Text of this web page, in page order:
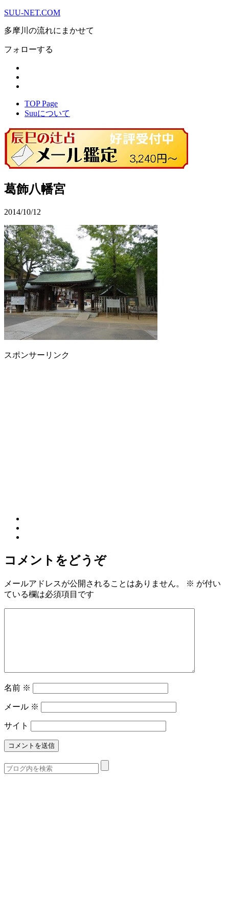
SUU-NET.COM
多摩川の流れにまかせて
フォローする
TOP Page
Suuについて
葛飾八幡宮
2014/10/12
スポンサーリンク
コメントをどうぞ
メールアドレスが公開されることはありません。 ※ が付い
ている欄は必須項目です
名前 ※
メール ※
サイト